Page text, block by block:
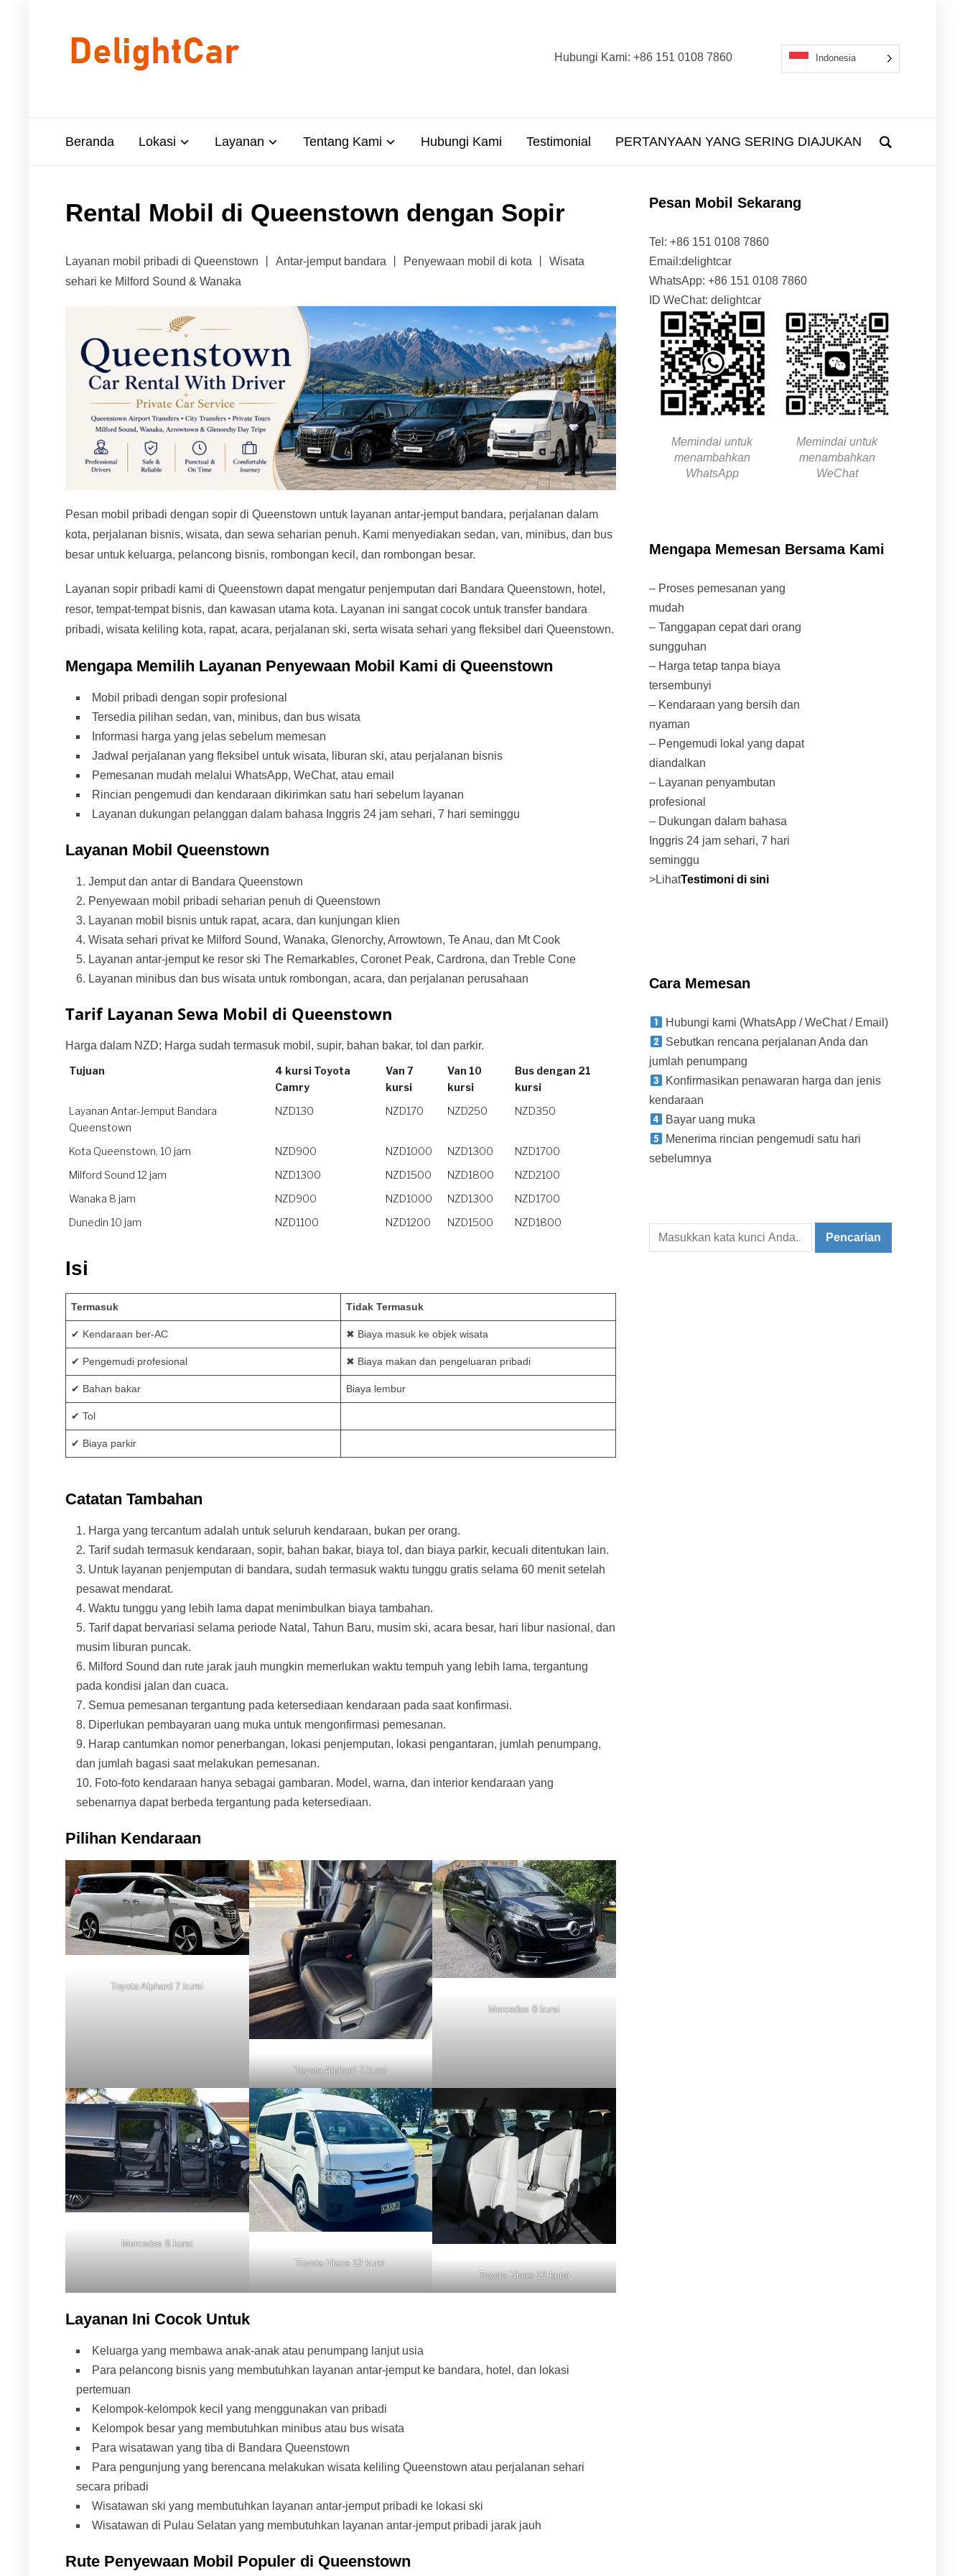
Hubungi Kami: +86 151 0108 7860 Indonesia
Beranda Lokasi Layanan Tentang Kami Hubungi Kami Testimonial PERTANYAAN YANG SERING DIAJUKAN
Rental Mobil di Queenstown dengan Sopir
Layanan mobil pribadi di Queenstown 丨 Antar-jemput bandara 丨 Penyewaan mobil di kota 丨 Wisata
sehari ke Milford Sound & Wanaka
Pesan mobil pribadi dengan sopir di Queenstown untuk layanan antar-jemput bandara, perjalanan dalam
kota, perjalanan bisnis, wisata, dan sewa seharian penuh. Kami menyediakan sedan, van, minibus, dan bus
besar untuk keluarga, pelancong bisnis, rombongan kecil, dan rombongan besar.
Layanan sopir pribadi kami di Queenstown dapat mengatur penjemputan dari Bandara Queenstown, hotel,
resor, tempat-tempat bisnis, dan kawasan utama kota. Layanan ini sangat cocok untuk transfer bandara
pribadi, wisata keliling kota, rapat, acara, perjalanan ski, serta wisata sehari yang fleksibel dari Queenstown.
Mengapa Memilih Layanan Penyewaan Mobil Kami di Queenstown
Mobil pribadi dengan sopir profesional
Tersedia pilihan sedan, van, minibus, dan bus wisata
Informasi harga yang jelas sebelum memesan
Jadwal perjalanan yang fleksibel untuk wisata, liburan ski, atau perjalanan bisnis
Pemesanan mudah melalui WhatsApp, WeChat, atau email
Rincian pengemudi dan kendaraan dikirimkan satu hari sebelum layanan
Layanan dukungan pelanggan dalam bahasa Inggris 24 jam sehari, 7 hari seminggu
Layanan Mobil Queenstown
Jemput dan antar di Bandara Queenstown
Penyewaan mobil pribadi seharian penuh di Queenstown
Layanan mobil bisnis untuk rapat, acara, dan kunjungan klien
Wisata sehari privat ke Milford Sound, Wanaka, Glenorchy, Arrowtown, Te Anau, dan Mt Cook
Layanan antar-jemput ke resor ski The Remarkables, Coronet Peak, Cardrona, dan Treble Cone
Layanan minibus dan bus wisata untuk rombongan, acara, dan perjalanan perusahaan
Tarif Layanan Sewa Mobil di Queenstown
Harga dalam NZD; Harga sudah termasuk mobil, supir, bahan bakar, tol dan parkir.
Tujuan
4 kursi Toyota
Camry
Van 7
kursi
Van 10
kursi
Bus dengan 21
kursi
Tujuan
4 kursi Toyota
Van 7
Van 10
Bus dengan 21
Layanan Antar-Jemput Bandara
Queenstown
NZD130 NZD170 NZD250 NZD350
Kota Queenstown, 10 jam NZD900 NZD1000 NZD1300
NZD1700
Milford Sound 12 jam
NZD1300 NZD1500 NZD1800
NZD2100
Wanaka 8 jam
NZD900 NZD1000 NZD1300
NZD1700
Dunedin 10 jam
NZD1100 NZD1200 NZD1500 NZD1800
Isi
Termasuk Tidak Termasuk
✔ Kendaraan ber-AC ✖ Biaya masuk ke objek wisata
✔ Pengemudi profesional ✖ Biaya makan dan pengeluaran pribadi
✔ Bahan bakar Biaya lembur
✔ Tol
✔ Biaya parkir
Catatan Tambahan
Harga yang tercantum adalah untuk seluruh kendaraan, bukan per orang.
Tarif sudah termasuk kendaraan, sopir, bahan bakar, biaya tol, dan biaya parkir, kecuali ditentukan lain.
Untuk layanan penjemputan di bandara, sudah termasuk waktu tunggu gratis selama 60 menit setelah
pesawat mendarat.
Waktu tunggu yang lebih lama dapat menimbulkan biaya tambahan.
Tarif dapat bervariasi selama periode Natal, Tahun Baru, musim ski, acara besar, hari libur nasional, dan
musim liburan puncak.
Milford Sound dan rute jarak jauh mungkin memerlukan waktu tempuh yang lebih lama, tergantung
pada kondisi jalan dan cuaca.
Semua pemesanan tergantung pada ketersediaan kendaraan pada saat konfirmasi.
Diperlukan pembayaran uang muka untuk mengonfirmasi pemesanan.
Harap cantumkan nomor penerbangan, lokasi penjemputan, lokasi pengantaran, jumlah penumpang,
dan jumlah bagasi saat melakukan pemesanan.
Foto-foto kendaraan hanya sebagai gambaran. Model, warna, dan interior kendaraan yang
sebenarnya dapat berbeda tergantung pada ketersediaan.
Pilihan Kendaraan
Toyota Alphard 7 kursi
Toyota Alphard 7 kursi
Mercedes 8 kursi
Mercedes 8 kursi
Toyota Hiace 12 kursi
Toyota Hiace 12 kursi
Layanan Ini Cocok Untuk
Keluarga yang membawa anak-anak atau penumpang lanjut usia
Para pelancong bisnis yang membutuhkan layanan antar-jemput ke bandara, hotel, dan lokasi
pertemuan
Kelompok-kelompok kecil yang menggunakan van pribadi
Kelompok besar yang membutuhkan minibus atau bus wisata
Para wisatawan yang tiba di Bandara Queenstown
Para pengunjung yang berencana melakukan wisata keliling Queenstown atau perjalanan sehari
secara pribadi
Wisatawan ski yang membutuhkan layanan antar-jemput pribadi ke lokasi ski
Wisatawan di Pulau Selatan yang membutuhkan layanan antar-jemput pribadi jarak jauh
Rute Penyewaan Mobil Populer di Queenstown
Pesan Mobil Sekarang
Tel: +86 151 0108 7860
Email:delightcar
WhatsApp: +86 151 0108 7860
ID WeChat: delightcar
Memindai untuk
menambahkan
WhatsApp
Memindai untuk
menambahkan
WeChat
Mengapa Memesan Bersama Kami
– Proses pemesanan yang
mudah
– Tanggapan cepat dari orang
sungguhan
– Harga tetap tanpa biaya
tersembunyi
– Kendaraan yang bersih dan
nyaman
– Pengemudi lokal yang dapat
diandalkan
– Layanan penyambutan
profesional
– Dukungan dalam bahasa
Inggris 24 jam sehari, 7 hari
seminggu
>LihatTestimoni di sini
Cara Memesan
Hubungi kami (WhatsApp / WeChat / Email)
Sebutkan rencana perjalanan Anda dan
jumlah penumpang
Konfirmasikan penawaran harga dan jenis
kendaraan
Bayar uang muka
Menerima rincian pengemudi satu hari
sebelumnya